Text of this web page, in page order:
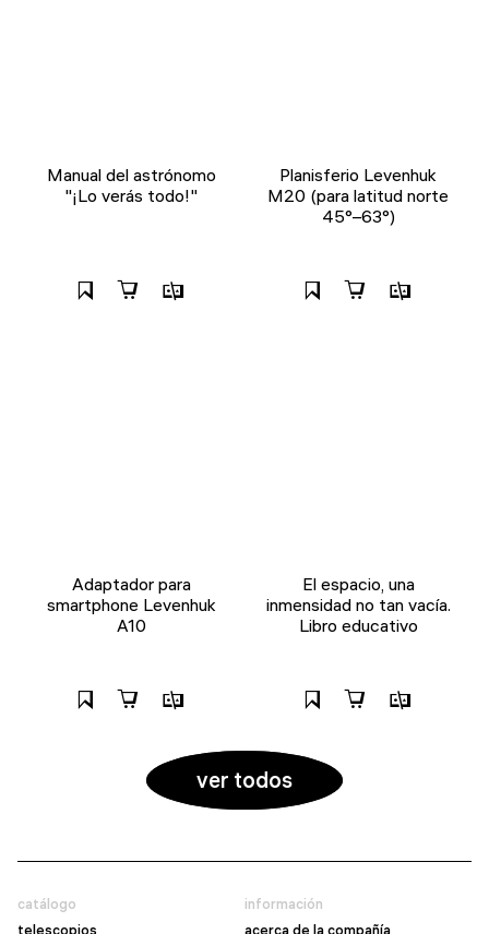
Manual del astrónomo
"¡Lo verás todo!"
Planisferio Levenhuk
M20 (para latitud norte
45°–63°)
Adaptador para
smartphone Levenhuk
A10
El espacio, una
inmensidad no tan vacía.
Libro educativo
ver todos
catálogo
telescopios
información
acerca de la compañía